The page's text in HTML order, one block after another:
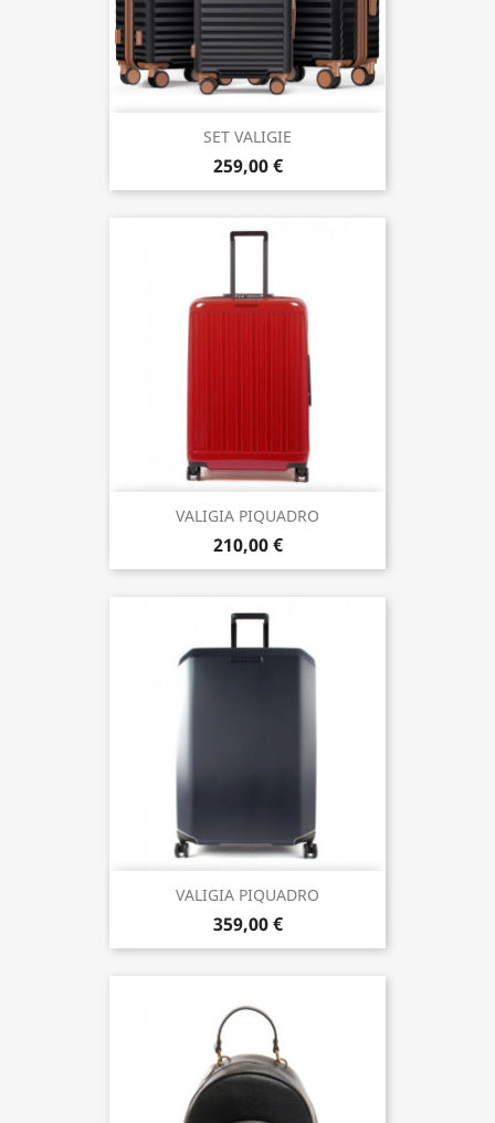
SET VALIGIE
259,00 €
VALIGIA PIQUADRO
210,00 €
VALIGIA PIQUADRO
359,00 €